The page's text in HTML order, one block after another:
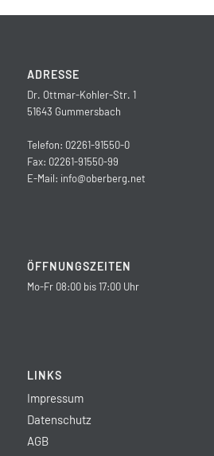
ADRESSE
Dr. Ottmar-Kohler-Str. 1
51643 Gummersbach
Telefon: 02261-91550-0
Fax: 02261-91550-99
E-Mail: info@oberberg.net
ÖFFNUNGSZEITEN
Mo-Fr 08:00 bis 17:00 Uhr
LINKS
Impressum
Datenschutz
AGB